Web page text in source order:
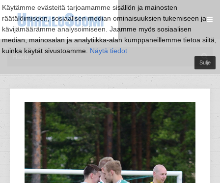
Käytämme evästeitä tarjoamamme sisällön ja mainosten
räätälöimiseen, sosiaalisen median ominaisuuksien tukemiseen ja
kävijämäärämme analysoimiseen. Jaamme myös sosiaalisen
median, mainosalan ja analytiikka-alan kumppaneillemme tietoa siitä,
kuinka käytät sivustoamme. Näytä tiedot
Sulje